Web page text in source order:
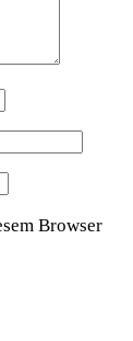
Browser